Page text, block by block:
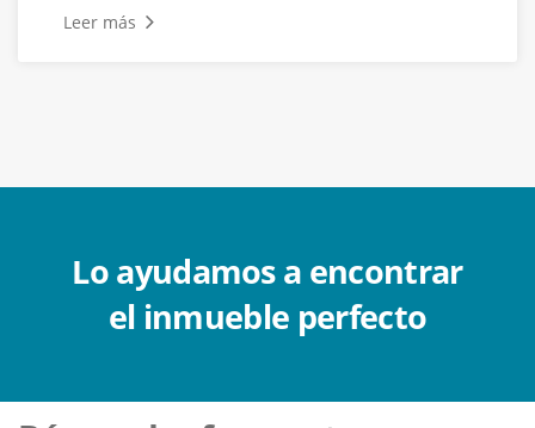
Leer más
Lo ayudamos a encontrar
el inmueble perfecto